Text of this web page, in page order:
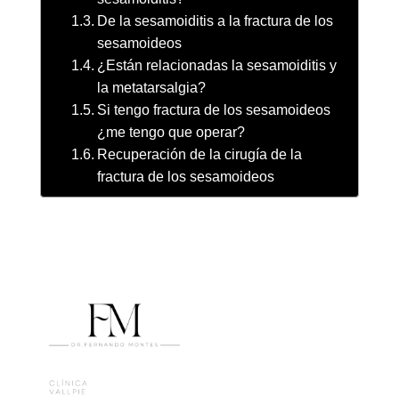
De la sesamoiditis a la fractura de los
sesamoideos
¿Están relacionadas la sesamoiditis y
la metatarsalgia?
Si tengo fractura de los sesamoideos
¿me tengo que operar?
Recuperación de la cirugía de la
fractura de los sesamoideos